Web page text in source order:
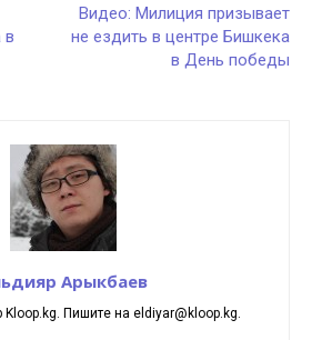
в
Видео: Милиция призывает
не ездить в центре Бишкека
в День победы
Арыкбаев
Kloop.kg. Пишите на eldiyar@kloop.kg.